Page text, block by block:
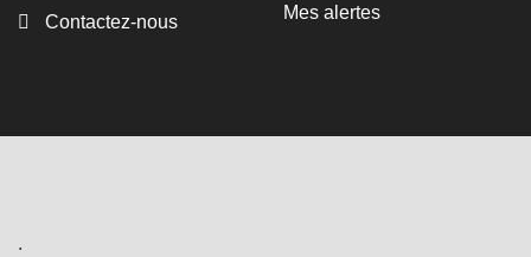
Contactez-nous Mes alertes
.